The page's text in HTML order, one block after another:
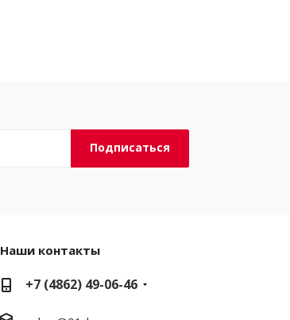
Наши контакты
+7 (4862) 49-06-46